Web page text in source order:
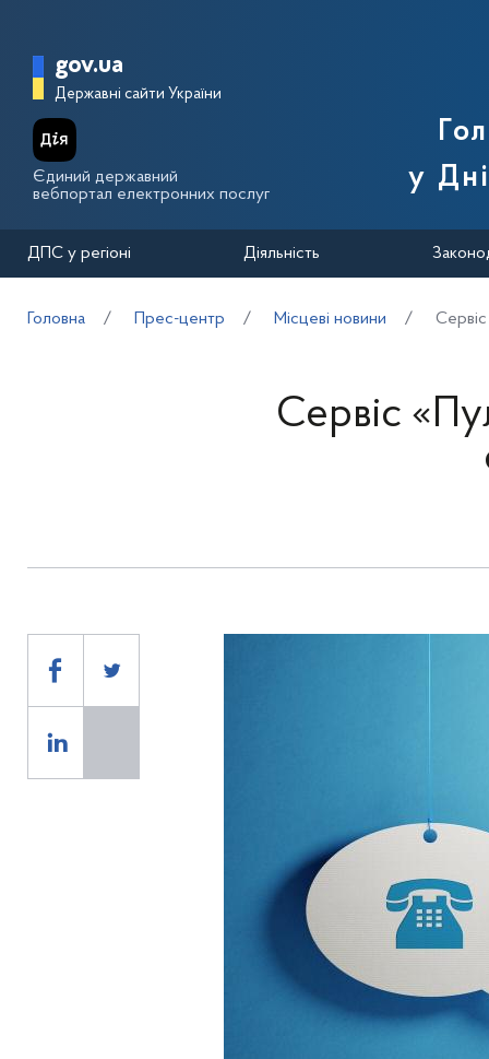
Головна сторінка Державної
gov.ua
Державні сайти України
Єдиний державний
вебпортал електронних послуг
у
ДПС у регіоні Діяльність
Головна Прес-центр Місцеві новини
Сервіс